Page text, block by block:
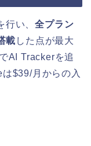
行い、全プラン
載 した点が最大
AI Trackerを追
$39/月からの入